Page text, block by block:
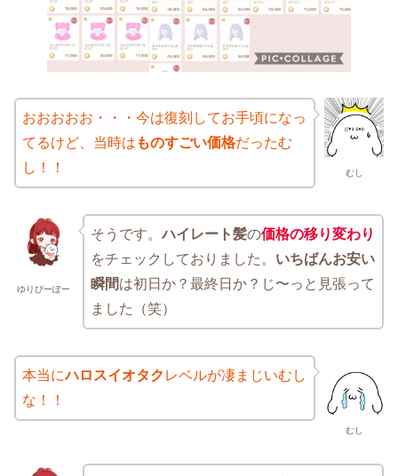
むし
おおおおお・・・今は復刻してお手頃になっ
てるけど、当時は ものすごい価格だったむ
し！！
ゆりぴーぽー
そうです。ハイレート髪の価格の移り変わり
をチェックしておりました。 いちばんお安い
瞬間は初日か？最終日か？じ〜っと見張って
ました（笑）
むし
本当にハロスイオタク レベルが凄まじいむし
な！！